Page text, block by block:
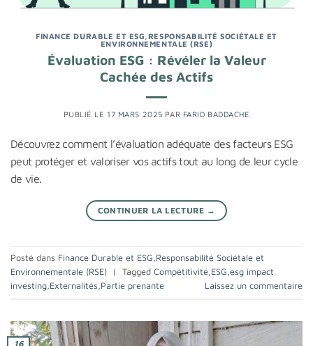
FINANCE DURABLE ET ESG RESPONSABILITÉ SOCIÉTALE ET
ENVIRONNEMENTALE (RSE)
Évaluation ESG : Révéler la Valeur
Cachée des Actifs
PUBLIÉ LE 17 MARS 2025 PAR FARID BADDACHE
Découvrez comment l’évaluation adéquate des facteurs ESG
peut protéger et valoriser vos actifs tout au long de leur cycle
de vie.
CONTINUER LA LECTURE →
Posté dans Finance Durable et ESG,Responsabilité Sociétale et
Environnementale (RSE)
| Tagged Compétitivité,ESG,esg impact
investing,Externalités,Partie prenante Laissez un commentaire
16